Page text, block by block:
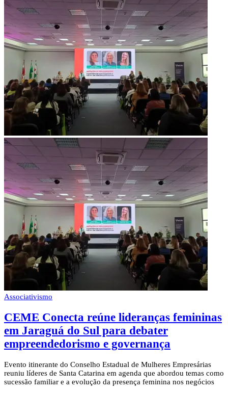
Associativismo
CEME Conecta reúne lideranças femininas
em Jaraguá do Sul para debater
empreendedorismo e governança
Evento itinerante do Conselho Estadual de Mulheres Empresárias
reuniu líderes de Santa Catarina em agenda que abordou temas como
sucessão familiar e a evolução da presença feminina nos negócios